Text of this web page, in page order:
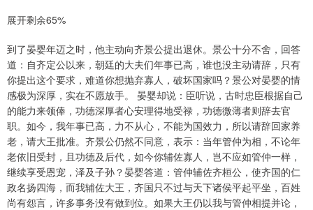
展开剩余65%
到了晏婴年迈之时，他主动向齐景公提出退休。景公十分不舍，回答
道：自齐定公以来，朝廷的大夫们年事已高，谁也没主动请辞，只有
你提出这个要求，难道你想抛弃寡人，破坏国家吗？景公对晏婴的情
感极为深厚，实在不愿放手。 晏婴却说：臣听说，古时忠臣根据自己
的能力来领俸，功德深厚者心安理得地受禄，功德微薄者则辞去官
职。如今，我年事已高，力不从心，不能为国效力，所以请辞回家养
老，请大王批准。齐景公仍然不同意，表示：当年管仲为相，不论年
老依旧受封，且功德及后代，如今你辅佐寡人，岂不应如管仲一样，
继续享受恩宠，泽及子孙？晏婴答道：管仲辅佐齐桓公，使齐国的仁
政名扬四海，而我辅佐大王，齐国只不过与天下诸侯平起平坐，百姓
尚有怨言，许多事务没有做到位。如果大王仍以我与管仲相提并论，